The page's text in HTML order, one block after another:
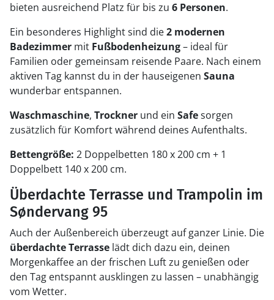
bieten ausreichend Platz für bis zu 6 Personen.
Ein besonderes Highlight sind die2 modernen
Badezimmer mit Fußbodenheizung– ideal für
Familien oder gemeinsam reisende Paare. Nach einem
aktiven Tag kannst du in der hauseigenen Sauna
wunderbar entspannen.
Waschmaschine, Trockner und ein Safesorgen
zusätzlich für Komfort während deines Aufenthalts.
Bettengröße: 2 Doppelbetten 180 x 200 cm + 1
Doppelbett 140 x 200 cm.
Überdachte Terrasse und Trampolin im
Søndervang 95
Auch der Außenbereich überzeugt auf ganzer Linie. Die
überdachte Terrasse lädt dich dazu ein, deinen
Morgenkaffee an der frischen Luft zu genießen oder
den Tag entspannt ausklingen zu lassen – unabhängig
vom Wetter.